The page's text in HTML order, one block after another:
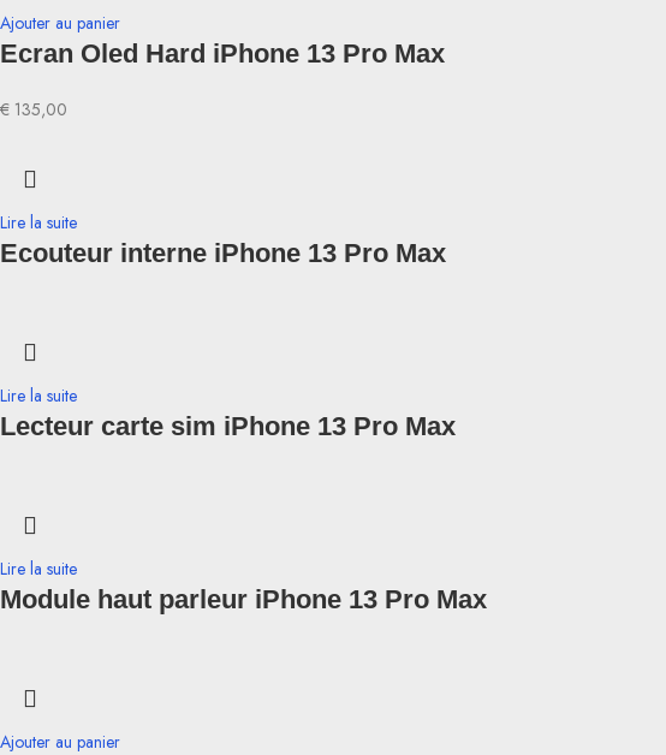
Ajouter au panier
Ecran Oled Hard iPhone 13 Pro Max
€ 135,00
Lire la suite
Ecouteur interne iPhone 13 Pro Max
Lire la suite
Lecteur carte sim iPhone 13 Pro Max
Lire la suite
Module haut parleur iPhone 13 Pro Max
Ajouter au panier